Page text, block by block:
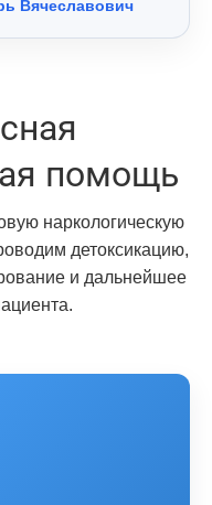
Вячеславович
помощь
наркологическую
детоксикацию,
и дальнейшее